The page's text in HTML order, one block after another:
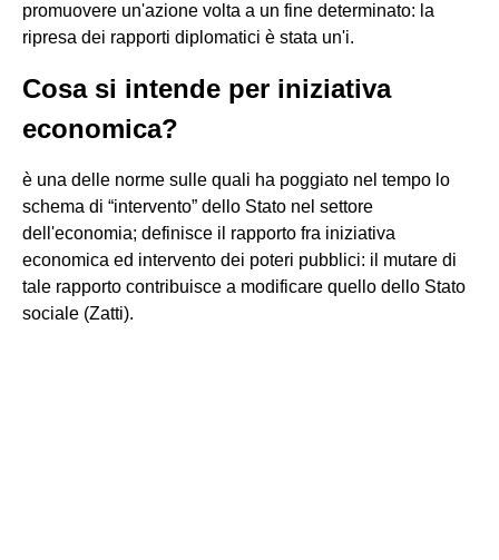
promuovere un'azione volta a un fine determinato: la
ripresa dei rapporti diplomatici è stata un'i.
Cosa si intende per iniziativa
economica?
è una delle norme sulle quali ha poggiato nel tempo lo
schema di “intervento” dello Stato nel settore
dell'economia; definisce il rapporto fra iniziativa
economica ed intervento dei poteri pubblici: il mutare di
tale rapporto contribuisce a modificare quello dello Stato
sociale (Zatti).